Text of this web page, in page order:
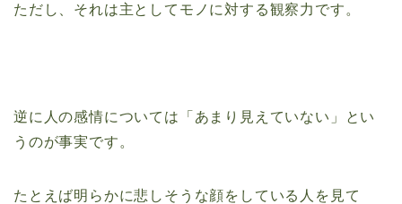
ただし、それは主としてモノに対する観察力です。
逆に人の感情については「あまり見えていない」とい
うのが事実です。
たとえば明らかに悲しそうな顔をしている人を見て